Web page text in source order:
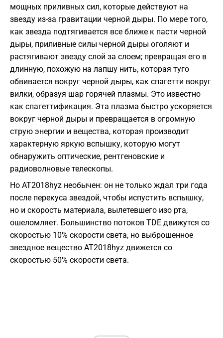
мощных приливных сил, которые действуют на
звезду из-за гравитации черной дыры. По мере того,
как звезда подтягивается все ближе к пасти черной
дыры, приливные силы черной дыры оголяют и
растягивают звезду слой за слоем; превращая его в
длинную, похожую на лапшу нить, которая туго
обвивается вокруг черной дыры, как спагетти вокруг
вилки, образуя шар горячей плазмы. Это известно
как спагеттификация. Эта плазма быстро ускоряется
вокруг черной дыры и превращается в огромную
струю энергии и вещества, которая производит
характерную яркую вспышку, которую могут
обнаружить оптические, рентгеновские и
радиоволновые телескопы.
Но AT2018hyz необычен: он не только ждал три года
после перекуса звездой, чтобы испустить вспышку,
но и скорость материала, вылетевшего изо рта,
ошеломляет. Большинство потоков TDE движутся со
скоростью 10% скорости света, но выброшенное
звездное вещество AT2018hyz движется со
скоростью 50% скорости света.